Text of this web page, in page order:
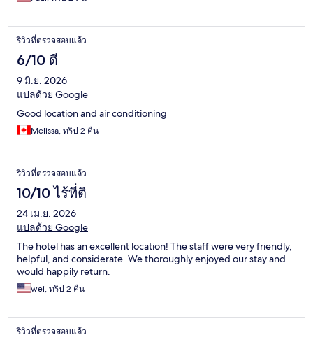
รีวิวที่ตรวจสอบแล้ว
6/10 ดี
9 มิ.ย. 2026
แปลด้วย Google
Good location and air conditioning
Melissa, ทริป 2 คืน
รีวิวที่ตรวจสอบแล้ว
10/10 ไร้ที่ติ
24 เม.ย. 2026
แปลด้วย Google
The hotel has an excellent location! The staff were very friendly,
helpful, and considerate. We thoroughly enjoyed our stay and
would happily return.
wei, ทริป 2 คืน
รีวิวที่ตรวจสอบแล้ว